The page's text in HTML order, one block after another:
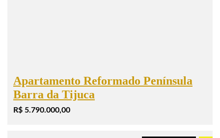
Apartamento Reformado Península
Barra da Tijuca
R$ 5.790.000,00